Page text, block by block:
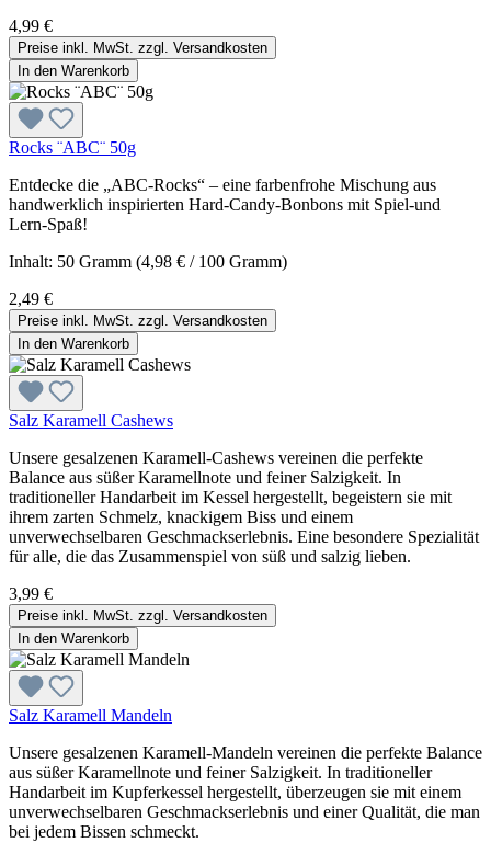
4,99 €
Preise inkl. MwSt. zzgl. Versandkosten
In den Warenkorb
Rocks ¨ABC¨ 50g
Entdecke die „ABC-Rocks“ – eine farbenfrohe Mischung aus
handwerklich inspirierten Hard-Candy-Bonbons mit Spiel-und
Lern-Spaß!
Inhalt: 50 Gramm (4,98 € / 100 Gramm)
2,49 €
Preise inkl. MwSt. zzgl. Versandkosten
In den Warenkorb
Salz Karamell Cashews
Unsere gesalzenen Karamell-Cashews vereinen die perfekte
Balance aus süßer Karamellnote und feiner Salzigkeit. In
traditioneller Handarbeit im Kessel hergestellt, begeistern sie mit
ihrem zarten Schmelz, knackigem Biss und einem
unverwechselbaren Geschmackserlebnis. Eine besondere Spezialität
für alle, die das Zusammenspiel von süß und salzig lieben.
3,99 €
Preise inkl. MwSt. zzgl. Versandkosten
In den Warenkorb
Salz Karamell Mandeln
Unsere gesalzenen Karamell-Mandeln vereinen die perfekte Balance
aus süßer Karamellnote und feiner Salzigkeit. In traditioneller
Handarbeit im Kupferkessel hergestellt, überzeugen sie mit einem
unverwechselbaren Geschmackserlebnis und einer Qualität, die man
bei jedem Bissen schmeckt.